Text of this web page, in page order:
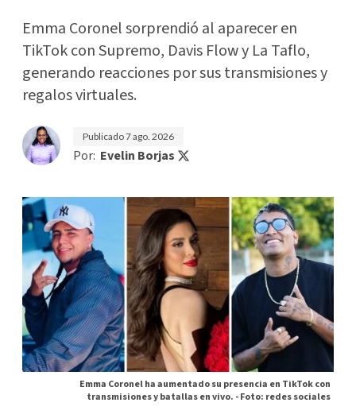
Emma Coronel sorprendió al aparecer en
TikTok con Supremo, Davis Flow y La Taflo,
generando reacciones por sus transmisiones y
regalos virtuales.
Publicado7 ago. 2026
Por: Evelin Borjas
Emma Coronel ha aumentado su presencia en TikTok con
transmisiones y batallas en vivo. -Foto: redes sociales